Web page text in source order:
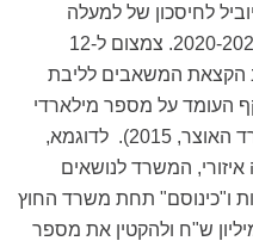
של מספר משרדי הממשלה ל-17 יוביל לחיסכון של למעלה
מ-800 מיליון ש"ח על פני השנים 2020-2022. צמצום ל-12
הקצאת המשאבים לליבת
העומד על מספר מילארדי
ש"ח" (משרד ראש הממשלה ומשרד האוצר, 2015). לדוגמא,
המשרד לנושאים
ו"כינוסם" תחת משרד החוץ
להניב חיסכון שנתי של כ-25 מיליון ש"ח ולהקטין את מספר